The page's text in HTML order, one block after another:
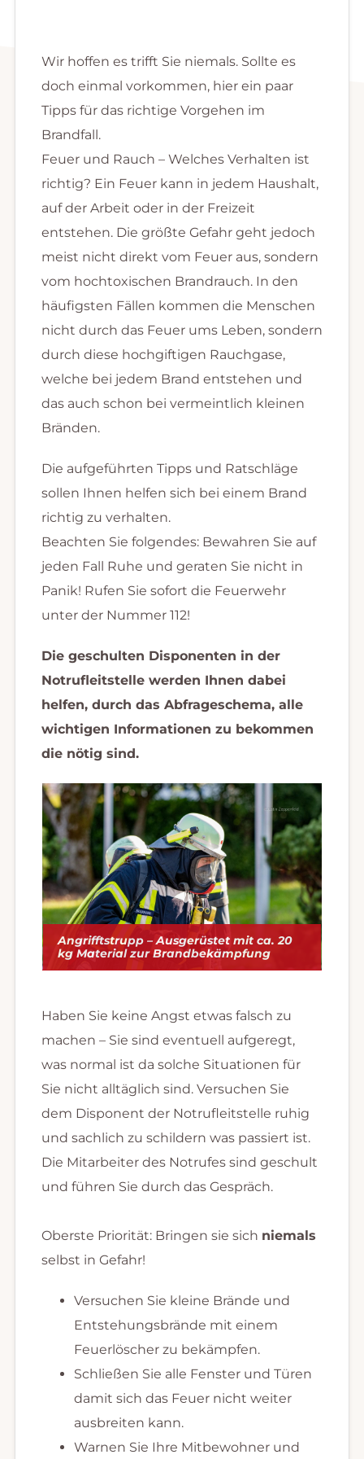
Wir hoffen es trifft Sie niemals. Sollte es
doch einmal vorkommen, hier ein paar
Tipps für das richtige Vorgehen im
Brandfall.
Feuer und Rauch – Welches Verhalten ist
richtig? Ein Feuer kann in jedem Haushalt,
auf der Arbeit oder in der Freizeit
entstehen. Die größte Gefahr geht jedoch
meist nicht direkt vom Feuer aus, sondern
vom hochtoxischen Brandrauch. In den
häufigsten Fällen kommen die Menschen
nicht durch das Feuer ums Leben, sondern
durch diese hochgiftigen Rauchgase,
welche bei jedem Brand entstehen und
das auch schon bei vermeintlich kleinen
Bränden.
Die aufgeführten Tipps und Ratschläge
sollen Ihnen helfen sich bei einem Brand
richtig zu verhalten.
Beachten Sie folgendes: Bewahren Sie auf
jeden Fall Ruhe und geraten Sie nicht in
Panik! Rufen Sie sofort die Feuerwehr
unter der Nummer 112!
Die geschulten Disponenten in der
Notrufleitstelle werden Ihnen dabei
helfen, durch das Abfrageschema, alle
wichtigen Informationen zu bekommen
die nötig sind.
Angrifftstrupp – Ausgerüstet mit ca. 20
kg Material zur Brandbekämpfung
Haben Sie keine Angst etwas falsch zu
machen – Sie sind eventuell aufgeregt,
was normal ist da solche Situationen für
Sie nicht alltäglich sind. Versuchen Sie
dem Disponent der Notrufleitstelle ruhig
und sachlich zu schildern was passiert ist.
Die Mitarbeiter des Notrufes sind geschult
und führen Sie durch das Gespräch.
Oberste Priorität: Bringen sie sich niemals
selbst in Gefahr!
Versuchen Sie kleine Brände und
Entstehungsbrände mit einem
Feuerlöscher zu bekämpfen.
Schließen Sie alle Fenster und Türen
damit sich das Feuer nicht weiter
ausbreiten kann.
Warnen Sie Ihre Mitbewohner und